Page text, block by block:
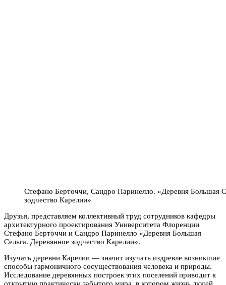
Стефано Берточчи, Сандро Паринелло. «Деревня Большая
зодчество Карелии»
Друзья, представляем коллективный труд сотрудников кафедры
архитектурного проектирования Университета Флоренции
Стефано Берточчи и Сандро Паринелло «Деревня Большая
Сельга. Деревянное зодчество Карелии».
Изучать деревни Карелии — значит изучать издревле возникшие
способы гармоничного сосуществования человека и природы.
Исследование деревянных построек этих поселений приводит к